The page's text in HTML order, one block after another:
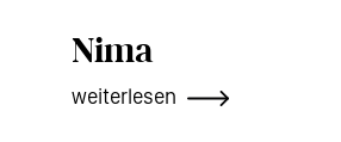
Nima
weiterlesen